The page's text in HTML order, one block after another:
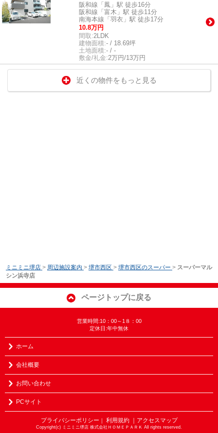
阪和線「鳳」駅 徒歩16分
阪和線「富木」駅 徒歩11分
南海本線「羽衣」駅 徒歩17分
10.8万円
間取:2LDK
建物面積:- / 18.69坪
土地面積:- / -
敷金/礼金:2万円/13万円
近くの物件をもっと見る
ミニミニ堺店 > 周辺施設案内 > 堺市西区 > 堺市西区のスーパー > スーパーマル
シン浜寺店
ページトップに戻る
営業時間:10：00～1８：00
定休日:年中無休
ホーム
会社概要
お問い合わせ
PCサイト
プライバシーポリシー ｜ 利用規約 ｜アクセスマップ
Copyright(c) ミニミニ堺店 株式会社ＨＯＭＥＰＡＲＫ All rights reserved.